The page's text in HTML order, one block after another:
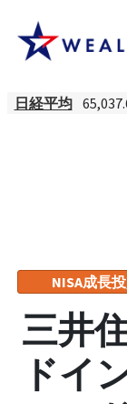
日経平均
NISA成長
三井
ドイ